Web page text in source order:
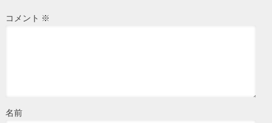
コメント ※
名前